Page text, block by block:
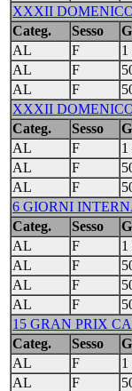
XXXII
Categ.
Sesso
AL
F 1
AL
F
AL
F
XXXII
Categ.
Sesso
AL
F 1
AL
F
AL
F
6 GIORNI
Categ.
Sesso
AL
F 1
AL
F
AL
F
AL
F
15 GRAN PRIX
Categ.
Sesso
AL
F 1
AL
F